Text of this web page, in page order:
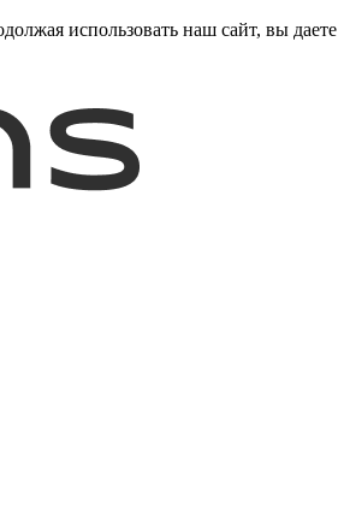
использовать наш сайт, вы даете